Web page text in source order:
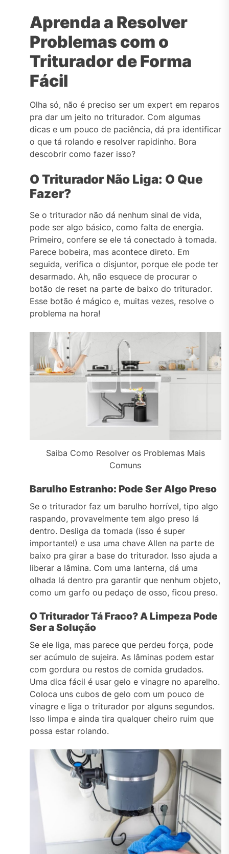
Aprenda a Resolver
Problemas com o
Triturador de Forma
Fácil
Olha só, não é preciso ser um expert em reparos
pra dar um jeito no triturador. Com algumas
dicas e um pouco de paciência, dá pra identificar
o que tá rolando e resolver rapidinho. Bora
descobrir como fazer isso?
O Triturador Não Liga: O Que
Fazer?
Se o triturador não dá nenhum sinal de vida,
pode ser algo básico, como falta de energia.
Primeiro, confere se ele tá conectado à tomada.
Parece bobeira, mas acontece direto. Em
seguida, verifica o disjuntor, porque ele pode ter
desarmado. Ah, não esquece de procurar o
botão de reset na parte de baixo do triturador.
Esse botão é mágico e, muitas vezes, resolve o
problema na hora!
Saiba Como Resolver os Problemas Mais
Comuns
Barulho Estranho: Pode Ser Algo Preso
Se o triturador faz um barulho horrível, tipo algo
raspando, provavelmente tem algo preso lá
dentro. Desliga da tomada (isso é super
importante!) e usa uma chave Allen na parte de
baixo pra girar a base do triturador. Isso ajuda a
liberar a lâmina. Com uma lanterna, dá uma
olhada lá dentro pra garantir que nenhum objeto,
como um garfo ou pedaço de osso, ficou preso.
O Triturador Tá Fraco? A Limpeza Pode
Ser a Solução
Se ele liga, mas parece que perdeu força, pode
ser acúmulo de sujeira. As lâminas podem estar
com gordura ou restos de comida grudados.
Uma dica fácil é usar gelo e vinagre no aparelho.
Coloca uns cubos de gelo com um pouco de
vinagre e liga o triturador por alguns segundos.
Isso limpa e ainda tira qualquer cheiro ruim que
possa estar rolando.